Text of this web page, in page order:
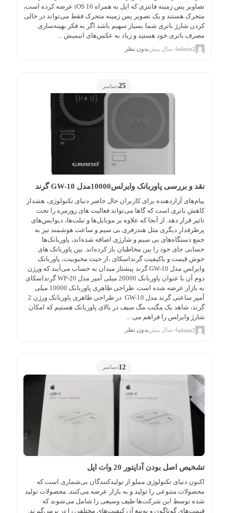
تصاویر پس زمینه فانتزی که اپل به همراه iOS 16 عرضه کرده است،
متحرک هستند و یک تصویر پس زمینه متحرک فقط می‌تواند در خالی
کردن شارژ باتری شما بسیار سهیم باشد.اگر به فکر بهینه‌سازی
مصرف باتری خود هستید و زیاد به عکس‌های انیمیش ...
admin24 سال پیش بدون نظر
25دسامبر
نقد و بررسی پاوربانک وایرلس10000مدل GW-10 گرند
پیام‌های آزاردهنده برای کاربران حال حاضر دنیای تکنولوژی، هشدار
کاهش باتری است که گاها می‌تواند فعالیت های روزمره را تحت
تاثیر قرار دهد. از آنجا که علاوه بر موبایل‌ها و تبلت‌ها، دیوایس‌های
پرطرفدار دیگری مثل هندزفری بی سیم و ساعت هوشمند نیز به
جمع دستگاه‌های بی سیم و شارژی اضافه شده‌اند، پاوربانک‌ها
حسابی جای خود را بین مخاطبان باز کرده‌اند. بین پاوربانک های
خوش قیمت و باکیفیت گرنداسکای ،از حیث محبوبیت، پاوربانک
وایرلس مدل GW-10 گرند پیشتاز میدان به حساب می‌آیند که ورژن
دوم آن با عنوان پاوربانک 20000 میلی آمپر مدل WP-20 گرنداسکای
به بازار عرضه شده است. طراحی ظاهری پاوربانک 10000 میلی
آمپر ساعتی گرند مدل GW-10 در طراحی ظاهری پاوربانک ورژن 2
گرند، شاهد یک مگنت مگ سیف در بالای پاوربانک هستیم که امکان
شارژ وایرلس را فراهم می ...
admin24 سال پیش بدون نظر
12دسامبر
تشخیص اصل بودن آداپتور 20 وات اپل
اکنون دنیای تکنولوژی مملو از تولیدکنندگان بی‌شماری است که
محصولات متنوعی را تولید و به بازار عرضه می­‌کنند. محصولات تولید
شده توسط این شرکت‌­ها طیف وسیعی را شامل می­‌شوند که
قیمت‌­های گوناگون و به‌تبع آن کیفیت­‌های مختلفی را در برمی­‌گیرند.